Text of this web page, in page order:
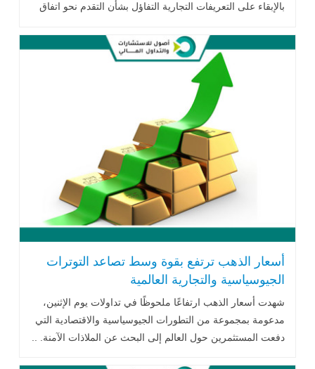
بالإبقاء على التعريفات التجارية التفاؤل بشأن التقدم نحو اتفاق
أسعار الذهب ترتفع بقوة وسط تصاعد التوترات
الجيوسياسية والتجارية العالمية
شهدت أسعار الذهب ارتفاعًا ملحوظًا في تداولات يوم الإثنين،
مدعومة بمجموعة من التطورات الجيوسياسية والاقتصادية التي
دفعت المستثمرين حول العالم إلى البحث عن الملاذات الآمنة. ..